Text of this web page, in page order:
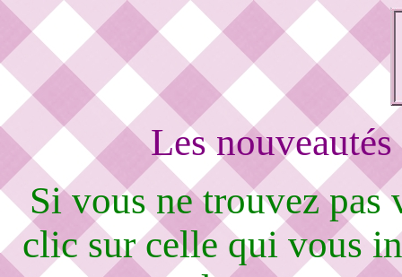
Les
Si vous ne trouvez pas
clic sur celle qui vous